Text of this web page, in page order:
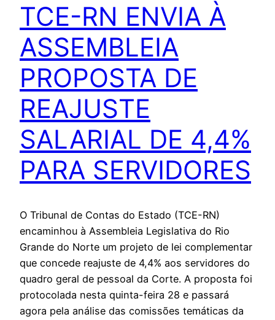
TCE-RN ENVIA À
ASSEMBLEIA
PROPOSTA DE
REAJUSTE
SALARIAL DE 4,4%
PARA SERVIDORES
O Tribunal de Contas do Estado (TCE-RN)
encaminhou à Assembleia Legislativa do Rio
Grande do Norte um projeto de lei complementar
que concede reajuste de 4,4% aos servidores do
quadro geral de pessoal da Corte. A proposta foi
protocolada nesta quinta-feira 28 e passará
agora pela análise das comissões temáticas da